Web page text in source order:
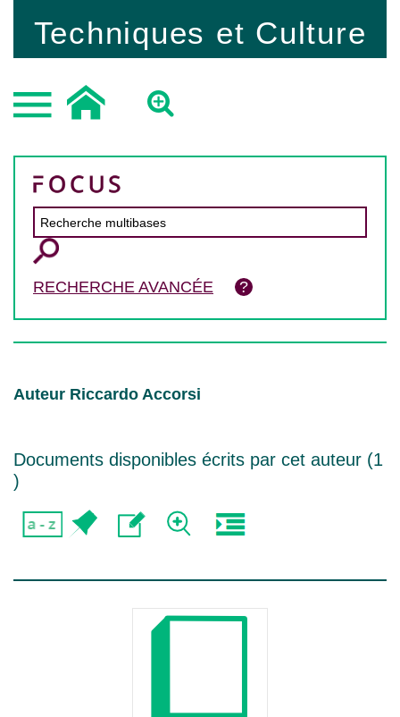
Techniques et Culture
RECHERCHE AVANCÉE
Auteur Riccardo Accorsi
Documents disponibles écrits par cet auteur (1
)